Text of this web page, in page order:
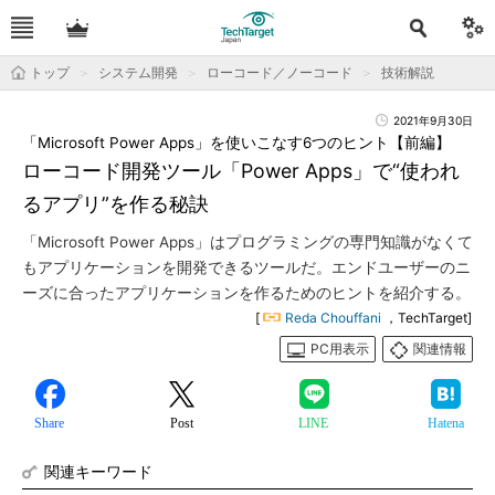
トップ システム開発 ローコード／ノーコード 技術解説
2021年9月30日
ローコード開発ツール「Power Apps」で“使われ
るアプリ”を作る秘訣
「Microsoft Power Apps」を使いこなす6つのヒント【前編】
「Microsoft Power Apps」はプログラミングの専門知識がなくて
もアプリケーションを開発できるツールだ。エンドユーザーのニ
ーズに合ったアプリケーションを作るためのヒントを紹介する。
[ Reda Chouffani ，TechTarget]
PC用表示
関連情報
Share Post LINE Hatena
関連キーワード